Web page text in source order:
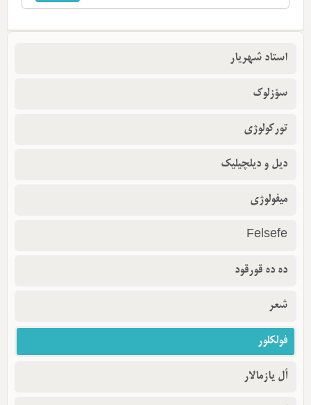
استاد شهریار
سؤزلوک
تورکولوژی
دیل و دیلچیلیک
میفولوژی
Felsefe
ده ده قورقود
شعر
فولکلور
أل یازمالار